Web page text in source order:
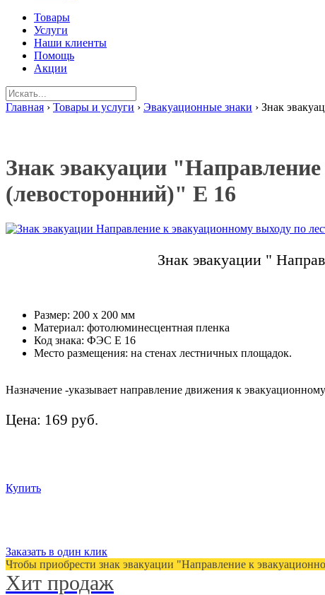
Товары
Услуги
Наши клиенты
Помощь
Акции
Главная › Товары и услуги › Эвакуационные знаки › Знак
Знак эвакуации
(левосторонний)" E 16
Знак эвакуации "
Размер: 200 х 200 мм
Материал: фотолюминесцентная пленка
Код знака: ФЭС Е 16
Место размещения: на стенах лестничных площадок.
Назначение -указывает направление движения к
Цена: 169 руб.
Купить
Заказать в один клик
Чтобы приобрести знак эвакуации "Направление к
Хит продаж